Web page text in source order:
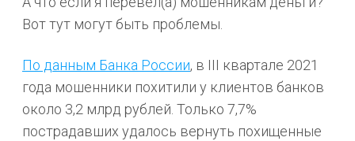
Вот тут могут быть проблемы.
По данным Банка России, в III квартале 2021
года мошенники похитили у клиентов банков
около 3,2 млрд рублей. Только 7,7%
пострадавших удалось вернуть похищенные